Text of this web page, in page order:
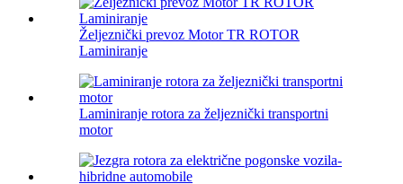
Željeznički prevoz Motor TR ROTOR
Laminiranje
Laminiranje rotora za željeznički transportni
motor